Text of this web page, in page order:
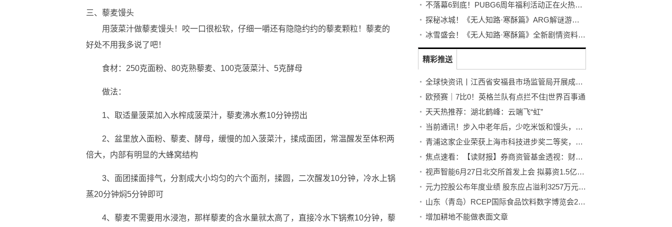
三、藜麦馒头
用菠菜汁做藜麦馒头！咬一口很松软，仔细一嚼还有隐隐约约的藜麦颗粒！藜麦的
好处不用我多说了吧！
食材：250克面粉、80克熟藜麦、100克菠菜汁、5克酵母
做法：
1、取适量菠菜加入水榨成菠菜汁，藜麦沸水煮10分钟捞出
2、盆里放入面粉、藜麦、酵母，缓慢的加入菠菜汁，揉成面团，常温醒发至体积两
倍大，内部有明显的大蜂窝结构
3、面团揉面排气，分割成大小均匀的六个面剂，揉圆，二次醒发10分钟，冷水上锅
蒸20分钟焖5分钟即可
4、藜麦不需要用水浸泡，那样藜麦的含水量就太高了，直接冷水下锅煮10分钟，藜
不落幕6到底！PUBG6周年福利活动正在火热开启！
探秘冰城！《无人知路·寒酥篇》ARG解谜游戏！打破次元的更多可能！
冰雪盛会！《无人知路·寒酥篇》全新剧情资料片发布！ARG解谜游戏
精彩推送
全球快资讯丨江西省安福县市场监管局开展成品油质量抽检工作
欧预赛｜7比0！英格兰队有点拦不住|世界百事通
天天热推荐：湖北鹤峰：云端飞“虹”
当前通讯！步入中老年后，少吃米饭和馒头，多吃这6种主食，比保健品强多了
青浦这家企业荣获上海市科技进步奖二等奖，快来一探究竟
焦点速看：【读财报】券商资管基金透视：财通、国泰君安资管年内收益领跑 中银证券业绩垫底
视声智能6月27日北交所首发上会 拟募资1.5亿元|环球快资讯
元力控股公布年度业绩 股东应占溢利3257万元同比增长47.9%_全球快看
山东（青岛）RCEP国际食品饮料数字博览会27日启幕
增加耕地不能做表面文章